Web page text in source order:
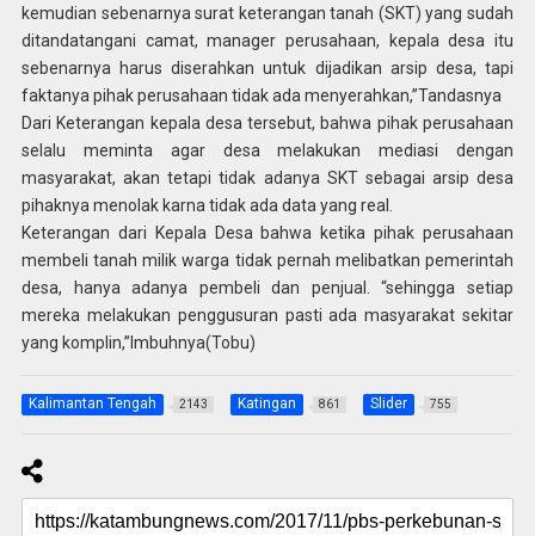
kemudian sebenarnya surat keterangan tanah (SKT) yang sudah
ditandatangani camat, manager perusahaan, kepala desa itu
sebenarnya harus diserahkan untuk dijadikan arsip desa, tapi
faktanya pihak perusahaan tidak ada menyerahkan,”Tandasnya
Dari Keterangan kepala desa tersebut, bahwa pihak perusahaan
selalu meminta agar desa melakukan mediasi dengan
masyarakat, akan tetapi tidak adanya SKT sebagai arsip desa
pihaknya menolak karna tidak ada data yang real.
Keterangan dari Kepala Desa bahwa ketika pihak perusahaan
membeli tanah milik warga tidak pernah melibatkan pemerintah
desa, hanya adanya pembeli dan penjual. “sehingga setiap
mereka melakukan penggusuran pasti ada masyarakat sekitar
yang komplin,”Imbuhnya(Tobu)
Kalimantan Tengah 2143 Katingan 861 Slider 755